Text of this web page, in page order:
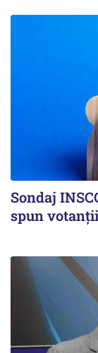
Sondaj
spun